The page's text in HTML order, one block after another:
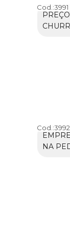
Cod.:3991
Cod.:3992
NA